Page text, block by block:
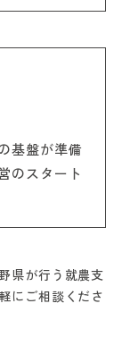
基盤が準備
のスタート
県が行う就農支
にご相談くださ